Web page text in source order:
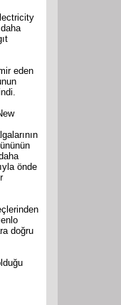
eden
önde
doğru